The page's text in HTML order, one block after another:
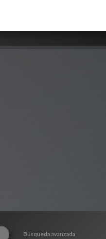
Búsqueda avanzada